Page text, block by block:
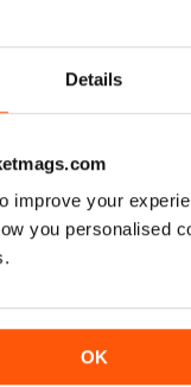
Details
improve your
you personalised
OK
Wartsika
: Harry